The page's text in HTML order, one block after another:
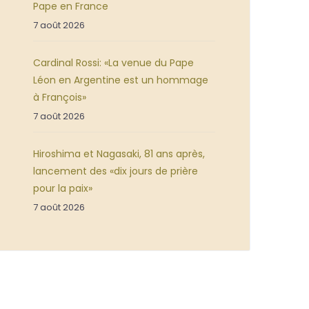
Pape en France
7 août 2026
Cardinal Rossi: «La venue du Pape
Léon en Argentine est un hommage
à François»
7 août 2026
Hiroshima et Nagasaki, 81 ans après,
lancement des «dix jours de prière
pour la paix»
7 août 2026